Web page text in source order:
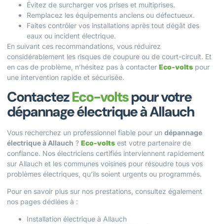
Évitez de surcharger vos prises et multiprises.
Remplacez les équipements anciens ou défectueux.
Faites contrôler vos installations après tout dégât des
eaux ou incident électrique.
En suivant ces recommandations, vous réduirez
considérablement les risques de coupure ou de court-circuit. Et
en cas de problème, n’hésitez pas à contacter Eco-volts pour
une intervention rapide et sécurisée.
ContactezEco-voltspour votre
dépannage électrique à Allauch
Vous recherchez un professionnel fiable pour un dépannage
électrique à Allauch ? Eco-volts est votre partenaire de
confiance. Nos électriciens certifiés interviennent rapidement
sur Allauch et les communes voisines pour résoudre tous vos
problèmes électriques, qu’ils soient urgents ou programmés.
Pour en savoir plus sur nos prestations, consultez également
nos pages dédiées à :
Installation électrique à Allauch